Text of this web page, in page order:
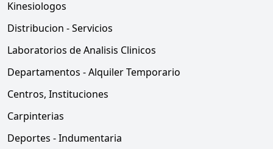
Kinesiologos
Distribucion - Servicios
Laboratorios de Analisis Clinicos
Departamentos - Alquiler Temporario
Centros, Instituciones
Carpinterias
Deportes - Indumentaria